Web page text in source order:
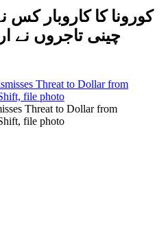
چینی تاجروں نے
Threat to Dollar from
file photo